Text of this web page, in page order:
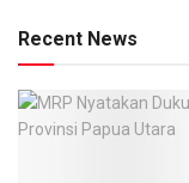
Recent News